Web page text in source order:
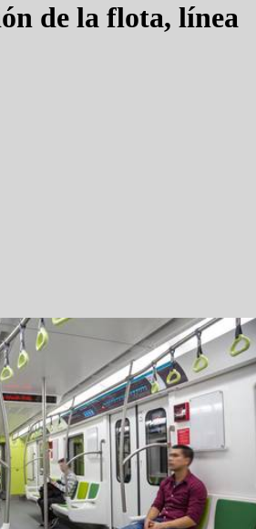
de la flota, línea